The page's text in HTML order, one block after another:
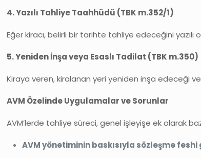
4. Yazılı Tahliye Taahhüdü (TBK m.352/1)
Eğer kiracı, belirli bir tarihte tahliye edeceğini
5. Yeniden İnşa veya Esaslı Tadilat (TBK m.350)
Kiraya veren, kiralanan yeri yeniden inşa edeceği
AVM Özelinde Uygulamalar ve Sorunlar
AVM’lerde tahliye süreci, genel işleyişe ek olarak
AVM yönetiminin baskısıyla sözleşme